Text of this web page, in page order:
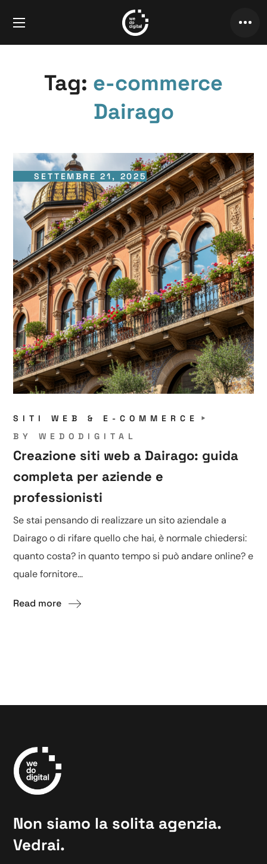
Tag: e-commerce
Dairago
SETTEMBRE 21, 2025
SITI WEB & E-COMMERCE
BYWEDODIGITAL
Creazione siti web a Dairago: guida
completa per aziende e
professionisti
Se stai pensando di realizzare un sito aziendale a
Dairago o di rifare quello che hai, è normale chiedersi:
quanto costa? in quanto tempo si può andare online? e
quale fornitore...
Read more
Non siamo la solita agenzia.
Vedrai.